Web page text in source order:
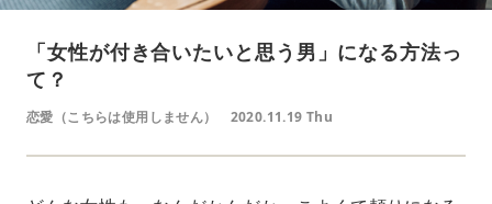
「女性が付き合いたいと思う男」になる方法っ
て？
恋愛（こちらは使用しません） 2020.11.19 Thu